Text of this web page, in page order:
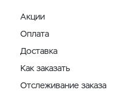
Акции
Оплата
Доставка
Как заказать
Отслеживание заказа